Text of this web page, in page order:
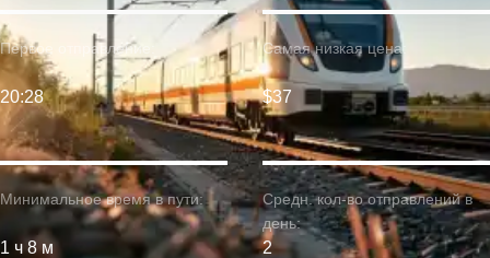
Минимальное время в пути:
1 ч 8 м
Первое отправление:
20:28
Самая низкая цена:
$37
Средн. кол-во отправлений в
день:
2